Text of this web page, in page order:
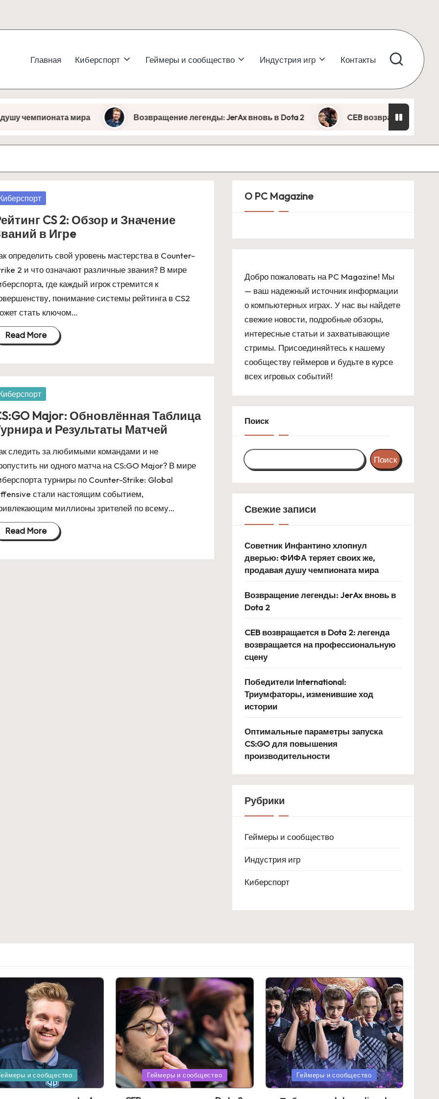
Главная Киберспорт Геймеры и сообщество Индустрия игр Контакты
мира Возвращение легенды: JerAx вновь в Dota 2 CEB возвращается в Dota 2:
CS 2: Обзор и Значение
в Игрe
определить свой уровень мастерства в Counter-
2 и что означают различные звания? В мире
где каждый игрок стремится к
понимание системы рейтинга в CS2
стать ключом…
Read More
Major: Обновлённая Таблица
и Результаты Матчей
следить за любимыми командами и не
ни одного матча на CS:GO Major? В мире
турниры по Counter-Strike: Global
стали настоящим событием,
миллионы зрителей по всему…
Read More
O PC Magazine
Добро пожаловать на PC Magazine! Мы
— ваш надежный источник информации
о компьютерных играх. У нас вы найдете
свежие новости, подробные обзоры,
интересные статьи и захватывающие
стримы. Присоединяйтесь к нашему
сообществу геймеров и будьте в курсе
всех игровых событий!
Поиск
Поиск
Свежие записи
Советник Инфантино хлопнул
дверью: ФИФА теряет своих же,
продавая душу чемпионата мира
Возвращение легенды: JerAx вновь в
Dota 2
CEB возвращается в Dota 2: легенда
возвращается на профессиональную
сцену
Победители International:
Триумфаторы, изменившие ход
истории
Оптимальные параметры запуска
CS:GO для повышения
производительности
Рубрики
Геймеры и сообщество
Индустрия игр
Киберспорт
и сообщество
Posted
in
Геймеры и сообщество
Posted
in
Геймеры и сообщество